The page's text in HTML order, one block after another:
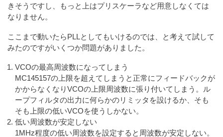
きそうですし、もっと上はプリスケーラなど用意しなくては
なりません。
ここまで動いたらPLLとしてもいけるのでは、と考えて試して
みたのですがいくつか問題がありました。
VCOの最高周波数になってしまう
MC145157の上限を超えてしまうと正常にフィードバックが
かからなくなりVCOの上限周波数に張り付いてしまう。ル
ープフィルタの出力に何らかのリミッタを設けるか、そも
そも上限の低いVCOを使うしかない。
低い周波数が安定しない
1MHz程度の低い周波数を設定すると周波数が安定しない。